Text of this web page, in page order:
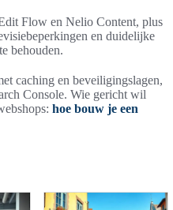
Flow en Nelio Content, plus
en duidelijke
behouden.
caching en beveiligingslagen,
Console. Wie gericht wil
hoe bouw je een